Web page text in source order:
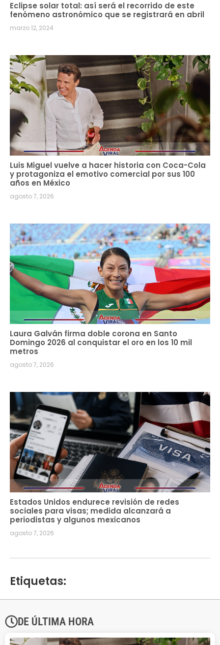
Eclipse solar total: así será el recorrido de este
fenómeno astronómico que se registrará en abril
marzo 12, 2024
Luis Miguel vuelve a hacer historia con Coca-Cola
y protagoniza el emotivo comercial por sus 100
años en México
agosto 7, 2026
Laura Galván firma doble corona en Santo
Domingo 2026 al conquistar el oro en los 10 mil
metros
agosto 7, 2026
Estados Unidos endurece revisión de redes
sociales para visas; medida alcanzará a
periodistas y algunos mexicanos
agosto 7, 2026
Etiquetas:
DE ÚLTIMA HORA